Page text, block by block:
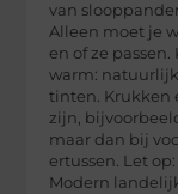
van
Alleen moet je
en of ze
warm:
tinten. Krukken
zijn,
maar dan bij
ertussen. Let
Modern